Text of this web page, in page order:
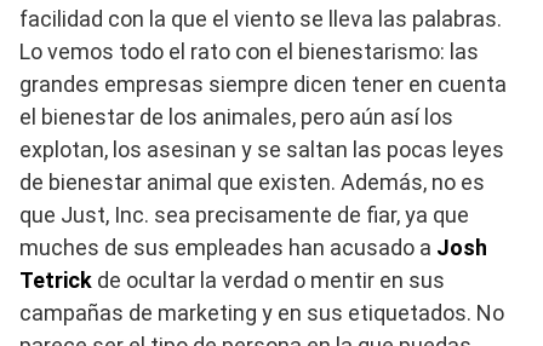
facilidad con la que el viento se lleva las palabras.
Lo vemos todo el rato con el bienestarismo: las
grandes empresas siempre dicen tener en cuenta
el bienestar de los animales, pero aún así los
explotan, los asesinan y se saltan las pocas leyes
de bienestar animal que existen. Además, no es
que Just, Inc. sea precisamente de fiar, ya que
muches de sus empleades han acusado a Josh
Tetrick de ocultar la verdad o mentir en sus
campañas de marketing y en sus etiquetados. No